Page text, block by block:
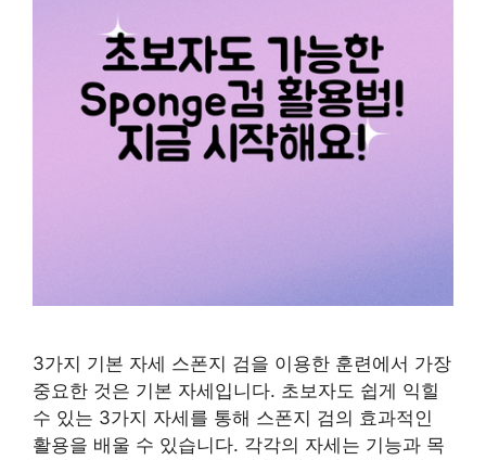
3가지 기본 자세 스폰지 검을 이용한 훈련에서 가장
중요한 것은 기본 자세입니다. 초보자도 쉽게 익힐
수 있는 3가지 자세를 통해 스폰지 검의 효과적인
활용을 배울 수 있습니다. 각각의 자세는 기능과 목